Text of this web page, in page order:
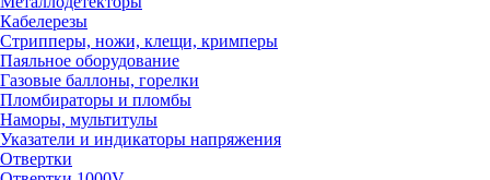
Кабелерезы
Стрипперы, ножи, клещи, кримперы
Паяльное оборудование
Газовые баллоны, горелки
Пломбираторы и пломбы
Наморы, мультитулы
Указатели и индикаторы напряжения
Отвертки